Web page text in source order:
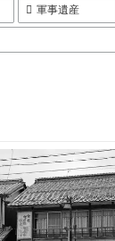
軍事遺産